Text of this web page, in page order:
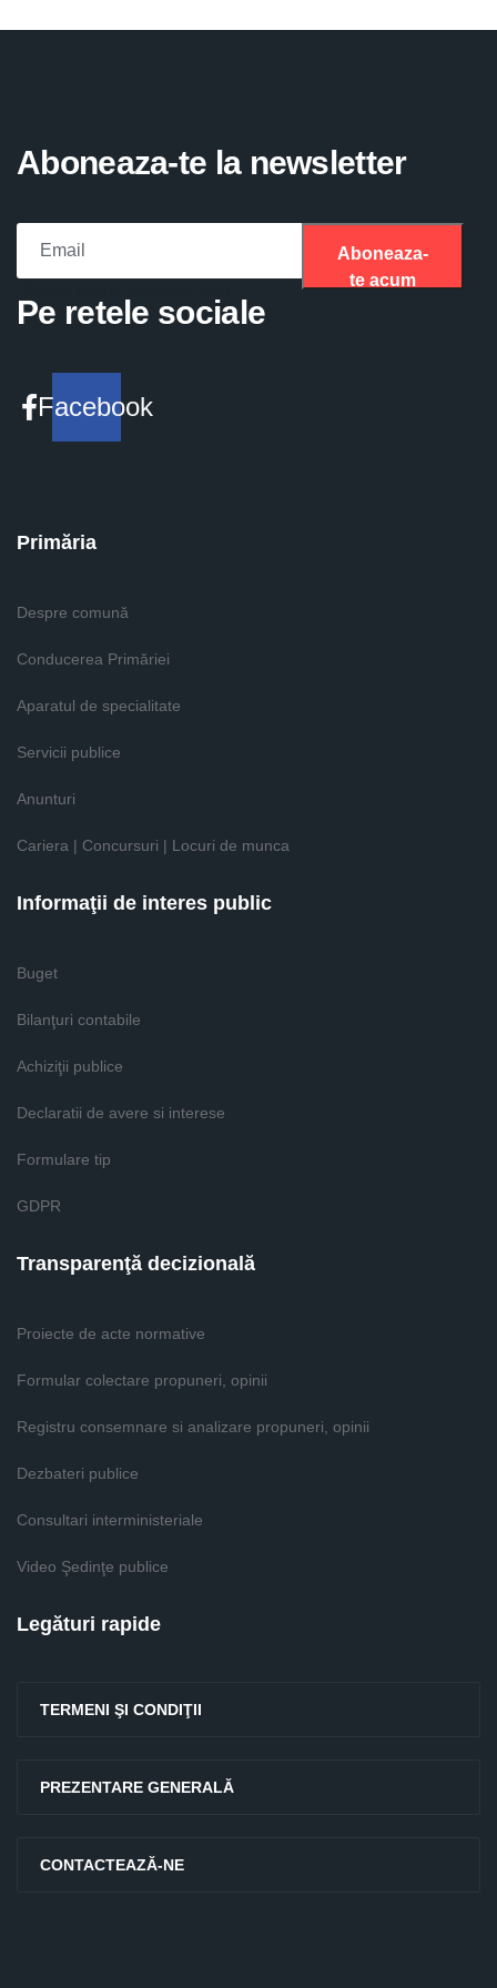
Aboneaza-te la newsletter
Aboneaza-
te acum
Pe retele sociale
Facebook
Primăria
Despre comună
Conducerea Primăriei
Aparatul de specialitate
Servicii publice
Anunturi
Cariera | Concursuri | Locuri de munca
Informaţii de interes public
Buget
Bilanţuri contabile
Achiziţii publice
Declaratii de avere si interese
Formulare tip
GDPR
Transparenţă decizională
Proiecte de acte normative
Formular colectare propuneri, opinii
Registru consemnare si analizare propuneri, opinii
Dezbateri publice
Consultari interministeriale
Video Şedinţe publice
Legături rapide
TERMENI ŞI CONDIŢII
PREZENTARE GENERALĂ
CONTACTEAZĂ-NE